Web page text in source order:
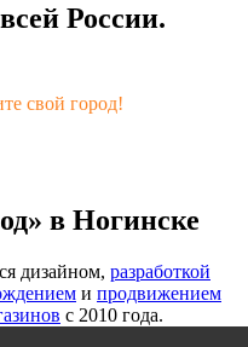
России.
свой город!
в Ногинске
дизайном, разработкой
и продвижением
с 2010 года.